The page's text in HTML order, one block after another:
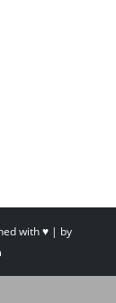
with ♥ | by